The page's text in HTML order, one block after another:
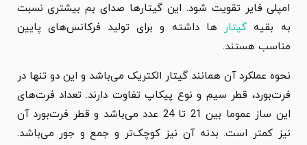
امپلی فایر تقویت شود. این گیتارها صدای بم بیشتری نسبت
به بقیه گیتار
ها داشته و برای تولید فرکانس‌های پایین
مناسب هستند.
نحوه عملکرد آن همانند گیتار الکتریک می‌باشد و این دو تنها در
فرت‌بورد، قطر سیم و نوع پیکاپ تفاوت دارند. تعداد فرت‌های
این ساز عموما بین 21 تا 24 عدد می‌باشد و قطر فرت‌بورد آن
نیز کمتر است. بدنه آن نیز کوچک‌تر و جمع و جور می‌باشد.